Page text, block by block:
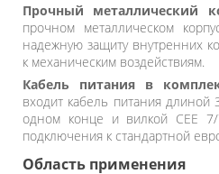
Прочный металлический
прочном металлическом
надежную защиту внутренних
к механическим воздействиям.
Кабель питания в
входит кабель питания
одном конце и вилкой CEE
подключения к стандартной
Область применения